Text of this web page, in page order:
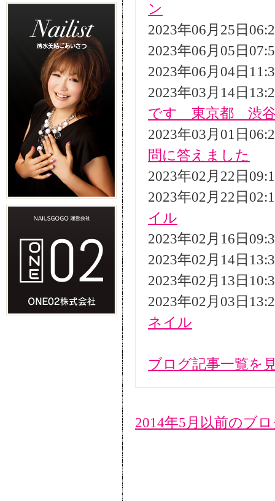
ン
2023年06月25日
2023年06月05日
2023年06月04日
2023年03月14日
です 東京都 渋
2023年03月01日
問に答えました
2023年02月22日
2023年02月22日
イル
2023年02月16日
2023年02月14日
2023年02月13日
2023年02月03日
ネイル
ブログ記事一覧を
2014年5月以前のブ